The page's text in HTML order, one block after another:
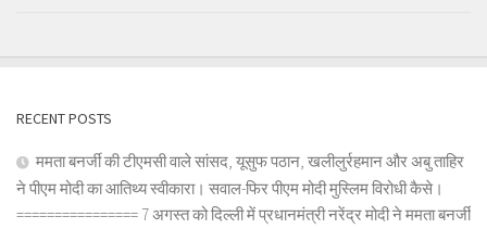
RECENT POSTS
ममता बनर्जी की टीएमसी वाले सांसद, यूसुफ पठान, खलीलुर्रहमान और अबु ताहिर
ने पीएम मोदी का आतिथ्य स्वीकारा। सवाल-फिर पीएम मोदी मुस्लिम विरोधी कैसे।
================ 7 अगस्त को दिल्ली में प्रधानमंत्री नरेंद्र मोदी ने ममता बनर्जी